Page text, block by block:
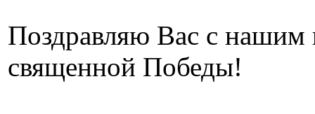
Поздравляю Вас с нашим
священной Победы!